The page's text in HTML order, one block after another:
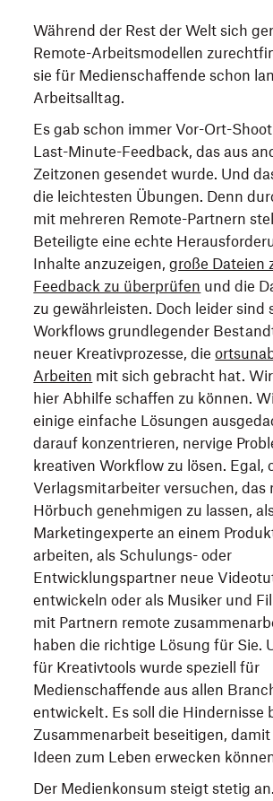
Während der Rest der Welt sich
Remote-Arbeitsmodellen
sie für Medienschaffende schon
Arbeitsalltag.
Es gab schon immer Vor-Ort-
Last-Minute-Feedback, das aus
Zeitzonen gesendet wurde. Und
die leichtesten Übungen. Denn
mit mehreren Remote-Partnern
Beteiligte eine echte
Inhalte anzuzeigen,große Dateien
Feedback zu überprüfen und die
zu gewährleisten. Doch leider sind
Workflows grundlegender
neuer Kreativprozesse, die
Arbeiten mit sich gebracht hat.
hier Abhilfe schaffen zu können.
einige einfache Lösungen
darauf konzentrieren, nervige
kreativen Workflow zu lösen. Egal,
Verlagsmitarbeiter versuchen, das
Hörbuch genehmigen zu lassen,
Marketingexperte an einem
arbeiten, als Schulungs- oder
Entwicklungspartner neue
entwickeln oder als Musiker und
mit Partnern remote
haben die richtige Lösung für Sie.
für Kreativtools wurde speziell für
Medienschaffende aus allen
entwickelt. Es soll die Hindernisse
Zusammenarbeit beseitigen, damit
Ideen zum Leben erwecken
Der Medienkonsum steigt stetig